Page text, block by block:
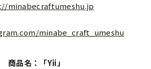
minabecraftumeshu.jp
minabe_craft_umeshu
商品名：「Yii」